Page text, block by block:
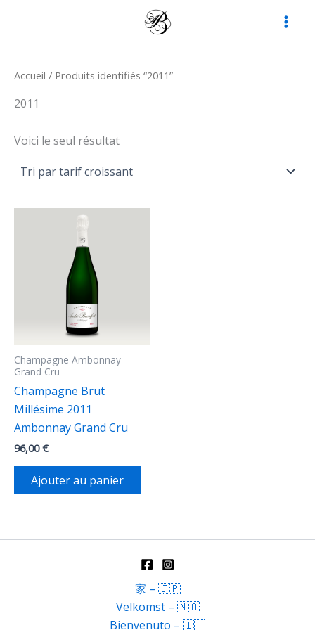
contenu
Accueil / Produits identifiés “2011”
2011
Voici le seul résultat
Champagne Ambonnay
Grand Cru
Champagne Brut
Millésime 2011
Ambonnay Grand Cru
96,00€
Ajouter au panier
家 – 🇯🇵
Velkomst – 🇳🇴
Bienvenuto – 🇮🇹